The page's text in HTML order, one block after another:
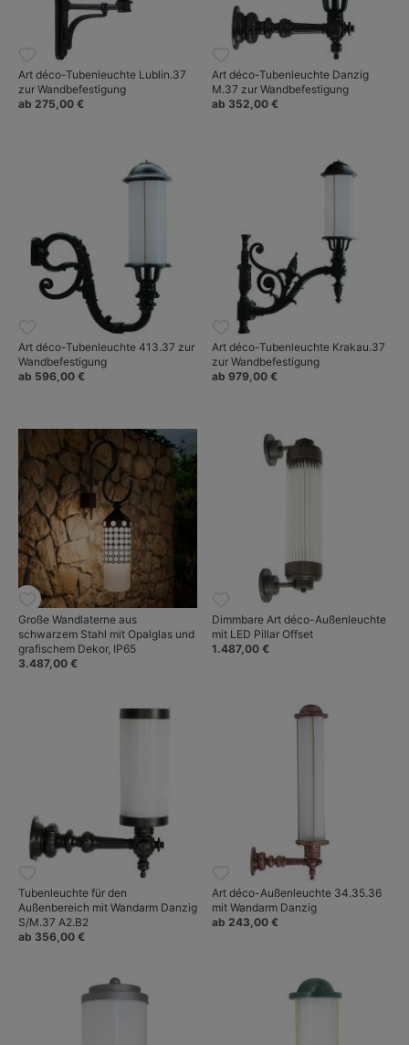
Art déco-Tubenleuchte Lublin.37
zur Wandbefestigung
ab 275,00 €
Art déco-Tubenleuchte Danzig
M.37 zur Wandbefestigung
ab 352,00 €
Art déco-Tubenleuchte 413.37 zur
Wandbefestigung
ab 596,00 €
Art déco-Tubenleuchte Krakau.37
zur Wandbefestigung
ab 979,00 €
Große Wandlaterne aus
schwarzem Stahl mit Opalglas und
grafischem Dekor, IP65
3.487,00 €
Dimmbare Art déco-Außenleuchte
mit LED Pillar Offset
1.487,00 €
Tubenleuchte für den
Außenbereich mit Wandarm Danzig
S/M.37 A2.B2
ab 356,00 €
Art déco-Außenleuchte 34.35.36
mit Wandarm Danzig
ab 243,00 €